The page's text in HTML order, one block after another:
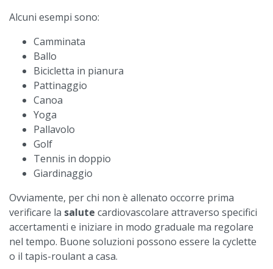
Alcuni esempi sono:
Camminata
Ballo
Bicicletta in pianura
Pattinaggio
Canoa
Yoga
Pallavolo
Golf
Tennis in doppio
Giardinaggio
Ovviamente, per chi non è allenato occorre prima
verificare la salute cardiovascolare attraverso specifici
accertamenti e iniziare in modo graduale ma regolare
nel tempo. Buone soluzioni possono essere la cyclette
o il tapis-roulant a casa.